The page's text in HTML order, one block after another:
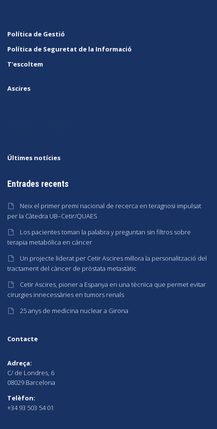
Política de Gestió
Política de Seguretat de la Informació
T'escoltem
Ascires
Últimes notícies
Entrades recents
Neix el primer premi nacional de recerca en teragnosi impulsat
per la Càtedra UB–Cetir/QUAES
Los pacientes toman la palabra y preguntan sin filtros sobre
terapia metabólica en cáncer
Un projecte liderat per Cetir Ascires millora la personalització del
tractament del càncer de pròstata metastàtic
Cetir Ascires, pioner a Espanya en una tècnica que permet evitar
cirurgies innecessàries en tumors renals
25 anys de medicina nuclear a Girona
Contacte
Adreça:
C/ de Londres, 6
08029 Barcelona
Telèfon:
+34 93 503 54 01